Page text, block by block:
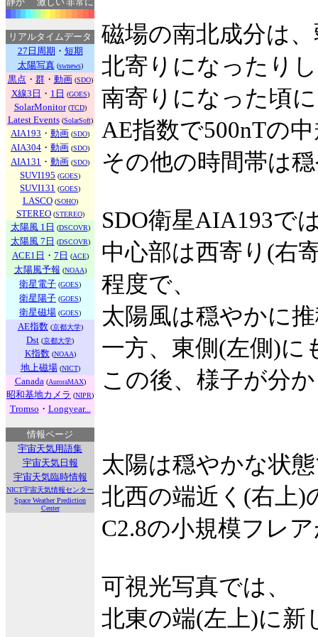
リアルタイムデータ
27日周期 ・ 短期
太陽写真(swnews)
黒点 ・ 群・ 動画 (SDO)
X線3日 ・ 1日 (GOES)
SolarMonitor(TCD)
Latest Events(SolarSoft)
AIA193 ・ 動画 (SDO)
AIA304 ・ 動画 (SDO)
AIA131 ・ 動画 (SDO)
SUVI195 (GOES)
SUVI131 (GOES)
LASCO(SOHO)
STEREO(STEREO)
太陽風 1日 (DSCOVR)
太陽風 7日 (DSCOVR)
ACE1日 ・ 7日 (ACE)
太陽風予報 (NOAA)
衛星電子 (GOES)
衛星陽子 (GOES)
衛星磁場 (GOES)
AE指数(京都大学)
Dst (京都大学)
K指数(NOAA)
地上磁場(NICT)
Canada (AuroraMAX)
昭和基地カメラ (NIPR)
Tromso ・ Longyear...
情報ページ
宇宙天気用語集
宇宙天気日報
宇宙天気臨時情報
NICT宇宙天気情報センター
Space Weather Prediction
Center
磁場の南北成分は
北寄りになったり
南寄りになった頃
AE指数で500nTの
その他の時間帯は
SDO衛星AIA193で
中心部は西寄り(右
程度で、
太陽風は穏やかに
一方、東側(左側)
この後、様子が分
太陽は穏やかな状
北西の端近く(右上)
C2.8の小規模フレ
可視光写真では、
北東の端(左上)に新